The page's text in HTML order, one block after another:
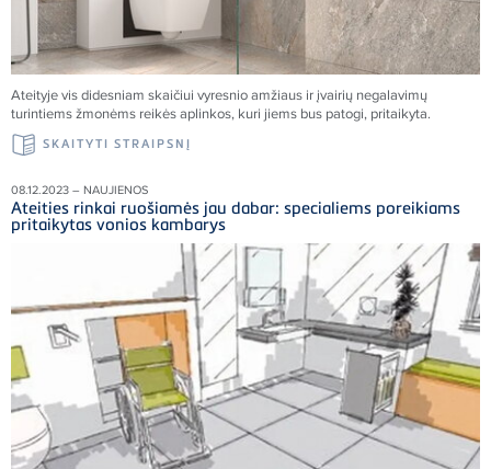
Ateityje vis didesniam skaičiui vyresnio amžiaus ir įvairių negalavimų
turintiems žmonėms reikės aplinkos, kuri jiems bus patogi, pritaikyta.
SKAITYTI STRAIPSNĮ
08.12.2023 – NAUJIENOS
Ateities rinkai ruošiamės jau dabar: specialiems poreikiams
pritaikytas vonios kambarys